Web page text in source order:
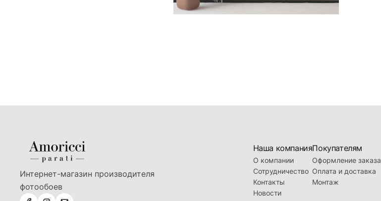
Интернет-магазин производителя
фотообоев
Наша компания
О компании
Сотрудничество
Контакты
Новости
Покупателям
Оформление заказа
Оплата и доставка
Монтаж